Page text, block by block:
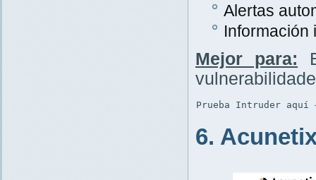
Alertas
Información
Mejor para:
Prueba Intruder
6.